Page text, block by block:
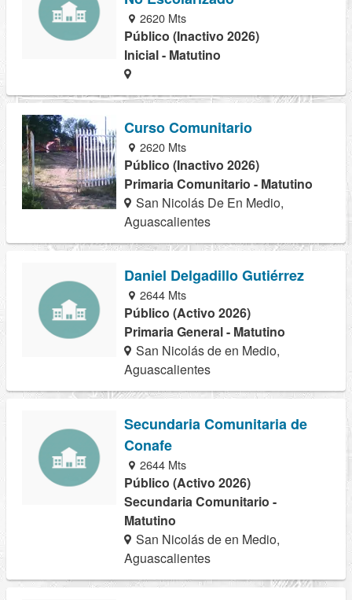
2620 Mts
Público (Inactivo 2026)
Inicial - Matutino
Curso Comunitario
2620 Mts
Público (Inactivo 2026)
Primaria Comunitario - Matutino
San Nicolás De En Medio,
Aguascalientes
Daniel Delgadillo Gutiérrez
2644 Mts
Público (Activo 2026)
Primaria General - Matutino
San Nicolás de en Medio,
Aguascalientes
Secundaria Comunitaria de
Conafe
2644 Mts
Público (Activo 2026)
Secundaria Comunitario -
Matutino
San Nicolás de en Medio,
Aguascalientes